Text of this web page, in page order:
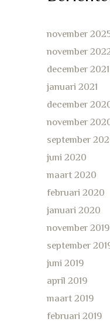
november
november
december 2021
januari 2021
december
november
september
juni 2020
maart 2020
februari 2020
januari 2020
november 2019
september
juni 2019
april 2019
maart 2019
februari 2019